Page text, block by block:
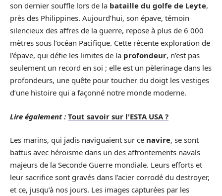
son dernier souffle lors de la bataille du golfe de Leyte,
près des Philippines. Aujourd’hui, son épave, témoin
silencieux des affres de la guerre, repose à plus de 6 000
mètres sous l’océan Pacifique. Cette récente exploration de
l’épave, qui défie les limites de la profondeur, n’est pas
seulement un record en soi ; elle est un pèlerinage dans les
profondeurs, une quête pour toucher du doigt les vestiges
d’une histoire qui a façonné notre monde moderne.
Lire également : Tout savoir sur l'ESTA USA ?
Les marins, qui jadis naviguaient sur ce navire, se sont
battus avec héroïsme dans un des affrontements navals
majeurs de la Seconde Guerre mondiale. Leurs efforts et
leur sacrifice sont gravés dans l’acier corrodé du destroyer,
et ce, jusqu’à nos jours. Les images capturées par les